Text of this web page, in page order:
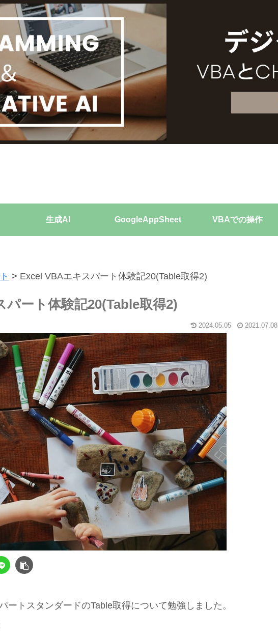
生成AI GoogleAppSheet VBAでの操作
> Excel VBAエキスパート体験記20(Table取得2)
ート体験記20(Table取得2)
2024.05.05 2021.07.08
ートスタンダードのTable取得について勉強しました。